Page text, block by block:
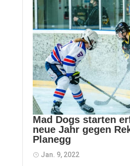
Mad Dogs starten
neue Jahr gegen
Planegg
Jan. 9, 2022